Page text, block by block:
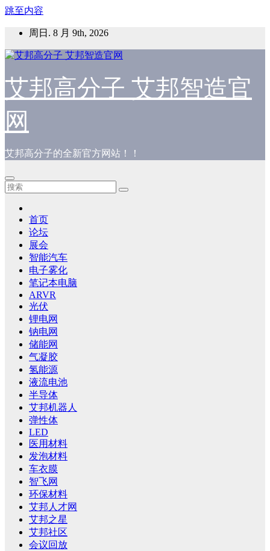
跳至内容
周日. 8 月 9th, 2026
艾邦高分子 艾邦智造官
网
艾邦高分子的全新官方网站！！
首页
论坛
展会
智能汽车
电子雾化
笔记本电脑
ARVR
光伏
锂电网
钠电网
储能网
气凝胶
氢能源
液流电池
半导体
艾邦机器人
弹性体
LED
医用材料
发泡材料
车衣膜
智飞网
环保材料
艾邦人才网
艾邦之星
艾邦社区
会议回放